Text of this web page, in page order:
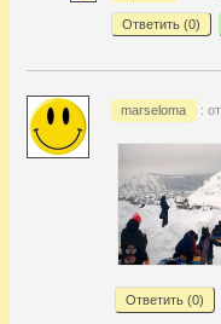
Ответить (0)
marseloma :
Ответить (0)